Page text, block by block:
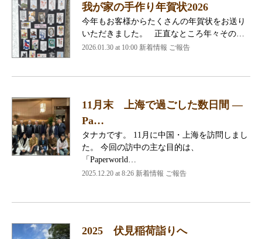
我が家の手作り年賀状2026
今年もお客様からたくさんの年賀状をお送り
いただきました。 正直なところ年々その…
2026.01.30 at 10:00 新着情報 ご報告
11月末 上海で過ごした数日間 ―
Pa…
タナカです。 11月に中国・上海を訪問しまし
た。 今回の訪中の主な目的は、
「Paperworld…
2025.12.20 at 8:26 新着情報 ご報告
2025 伏見稲荷詣りへ